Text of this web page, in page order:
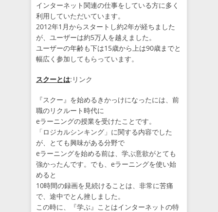
インターネット関連の仕事をしている方に多く
利用していただいています。
2012年1月からスタートし約2年が経ちました
が、ユーザーは約5万人を越えました。
ユーザーの年齢も下は15歳から上は90歳までと
幅広く参加してもらっています。
スクーとは:リンク
『スクー』を始めるきかっけになったには、前
職のリクルート時代に
eラーニングの授業を受けたことです。
「ロジカルシンキング」に関する内容でした
が、とても興味がある分野で
eラーニングを始める前は、学ぶ意欲がとても
強かったんです。でも、eラーニングを使い始
めると
10時間の録画を見続けることは、非常に苦痛
で、途中でとん挫しました。
この時に、『学ぶ』ことはインターネットの特